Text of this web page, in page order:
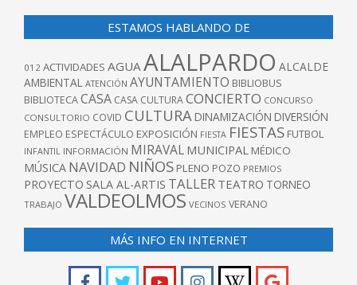
ESTAMOS HABLANDO DE
012 ACTIVIDADES AGUAALALPARDO ALCALDE
AMBIENTAL ATENCIÓN AYUNTAMIENTO BIBLIOBUS
BIBLIOTECACASA CASA CULTURACONCIERTO CONCURSO
CONSULTORIO COVID CULTURA DINAMIZACIÓN DIVERSIÓN
EMPLEO ESPECTÁCULO EXPOSICIÓN FIESTA FIESTAS FUTBOL
INFANTIL INFORMACIÓN MIRAVAL MUNICIPAL MÉDICO
MÚSICA NAVIDAD NIÑOS PLENO POZO PREMIOS
PROYECTO SALA AL-ARTIS TALLER TEATRO TORNEO
TRABAJO VALDEOLMOS VECINOS VERANO
MÁS INFO EN INTERNET